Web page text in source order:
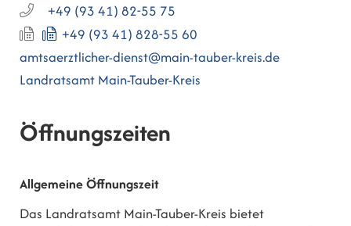
+49 (93 41) 82-55 75
+49 (93 41) 828-55 60
amtsaerztlicher-dienst@main-tauber-kreis.de
Landratsamt Main-Tauber-Kreis
Öffnungszeiten
Allgemeine Öffnungszeit
Das Landratsamt Main-Tauber-Kreis bietet